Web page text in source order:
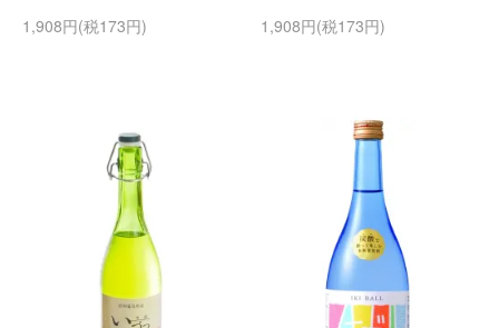
1,908円(税173円)
1,908円(税173円)